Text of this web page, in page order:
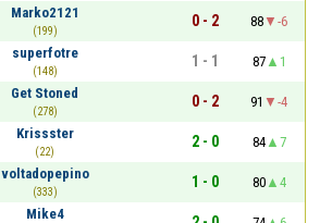
Marko2121
(199)
0 - 2 88
-6
superfotre
(148)
1 - 1 87
1
Get Stoned
(278)
0 - 2 91
-4
Krissster
(22)
2 - 0 84
7
voltadopepino
(333)
1 - 0 80
4
Mike4